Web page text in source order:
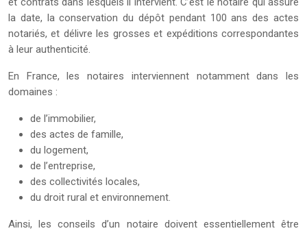
la date, la conservation du dépôt pendant 100 ans des actes
notariés, et délivre les grosses et expéditions correspondantes
à leur authenticité.
En France, les notaires interviennent notamment dans les
domaines :
de l’immobilier,
des actes de famille,
du logement,
de l’entreprise,
des collectivités locales,
du droit rural et environnement.
Ainsi, les conseils d’un notaire doivent essentiellement être